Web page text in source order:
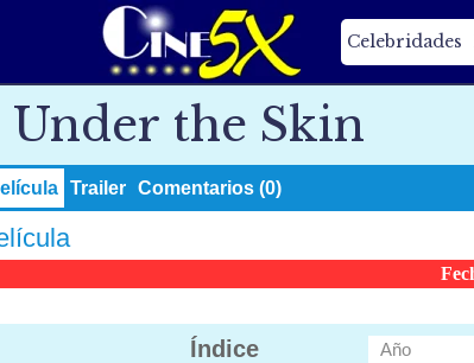
Celebridades
Under the Skin
Trailer Comentarios (0)
Índice Año